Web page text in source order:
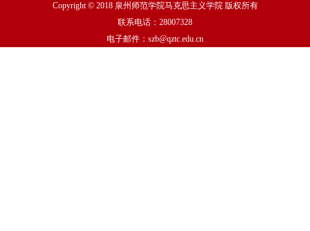
Copyright © 2018 泉州师范学院马克思主义学院 版权所有
联系电话：28007328
电子邮件：szb@qztc.edu.cn